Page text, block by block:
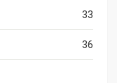
33
36